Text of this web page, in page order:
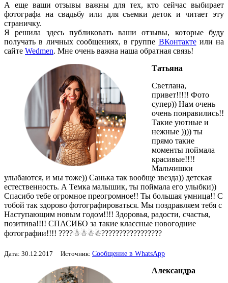
А еще ваши отзывы важны для тех, кто сейчас выбирает
фотографа на свадьбу или для съемки деток и читает эту
страничку.
Я решила здесь публиковать ваши отзывы, которые буду
получать в личных сообщениях, в группе ВКонтактеили на
сайте Wedmen. Мне очень важна наша обратная связь!
Татьяна
Светлана,
привет!!!!! Фото
супер)) Нам очень
очень понравились!!
Такие уютные и
нежные )))) ты
прямо такие
моменты поймала
красивые!!!!
Мальчишки
улыбаются, и мы тоже)) Санька так вообще звезда)) детская
естественность. А Темка малышик, ты поймала его улыбки))
Спасибо тебе огромное преогромное!! Ты большая умница!! С
тобой так здорово фотографироваться. Мы поздравляем тебя с
Наступающим новым годом!!!! Здоровья, радости, счастья,
позитива!!!! СПАСИБО за такие классные новогодние
фотографии!!!! ????☃☃☃☃?????????????????
Дата: 30.12.2017 Источник: Сообщение в WhatsApp
Александра